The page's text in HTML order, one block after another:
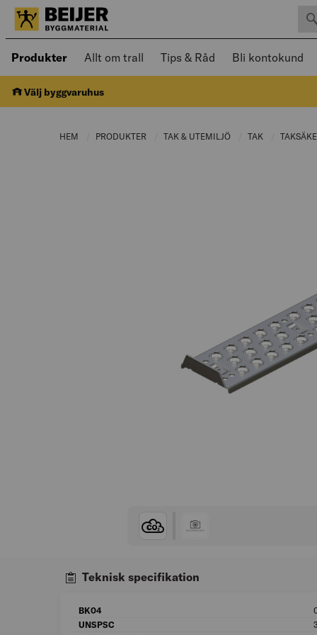
Produkter Öppnad meny kan navigeras med
Allt om trall Tips & Råd Bli kontokund
Välj byggvaruhus
HEM PRODUKTER CURRENT PAGE:
TAK & UTEMILJÖ CURRENT PAGE:
TAK CURRENT
Teknisk specifikation
BK04
UNSPSC